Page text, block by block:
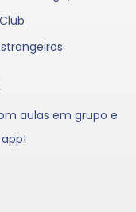
aulas em grupo e